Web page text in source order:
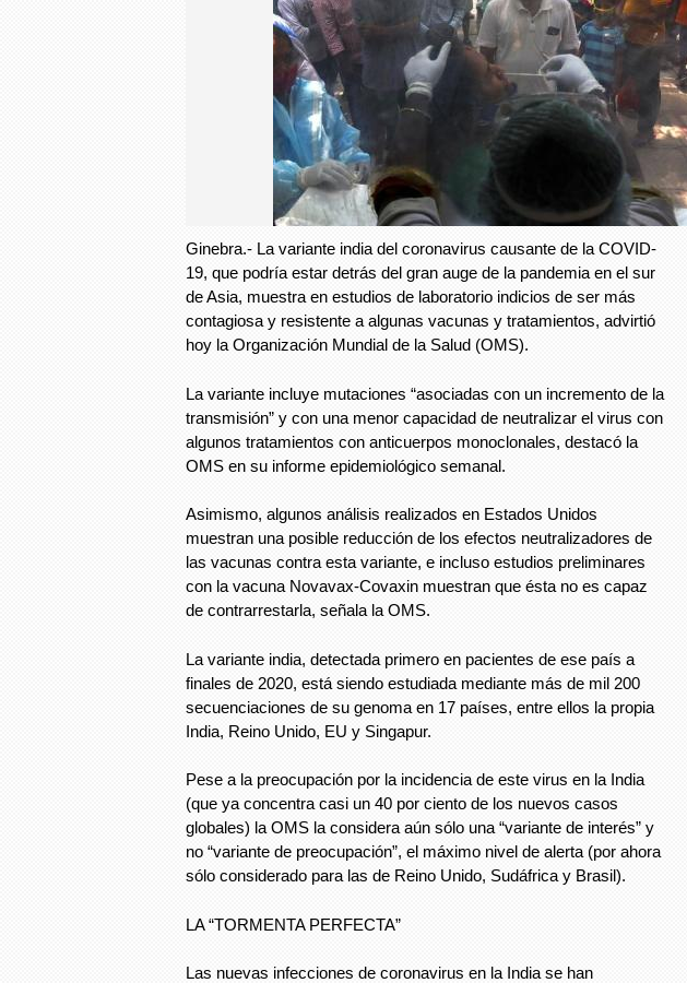
Ginebra.- La variante india del coronavirus causante de la COVID-
19, que podría estar detrás del gran auge de la pandemia en el sur
de Asia, muestra en estudios de laboratorio indicios de ser más
contagiosa y resistente a algunas vacunas y tratamientos, advirtió
hoy la Organización Mundial de la Salud (OMS).
La variante incluye mutaciones “asociadas con un incremento de la
transmisión” y con una menor capacidad de neutralizar el virus con
algunos tratamientos con anticuerpos monoclonales, destacó la
OMS en su informe epidemiológico semanal.
Asimismo, algunos análisis realizados en Estados Unidos
muestran una posible reducción de los efectos neutralizadores de
las vacunas contra esta variante, e incluso estudios preliminares
con la vacuna Novavax-Covaxin muestran que ésta no es capaz
de contrarrestarla, señala la OMS.
La variante india, detectada primero en pacientes de ese país a
finales de 2020, está siendo estudiada mediante más de mil 200
secuenciaciones de su genoma en 17 países, entre ellos la propia
India, Reino Unido, EU y Singapur.
Pese a la preocupación por la incidencia de este virus en la India
(que ya concentra casi un 40 por ciento de los nuevos casos
globales) la OMS la considera aún sólo una “variante de interés” y
no “variante de preocupación”, el máximo nivel de alerta (por ahora
sólo considerado para las de Reino Unido, Sudáfrica y Brasil).
LA “TORMENTA PERFECTA”
Las nuevas infecciones de coronavirus en la India se han